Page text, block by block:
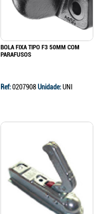
BOLA FIXA TIPO F3 50MM COM
PARAFUSOS
Ref:0207908Unidade:UNI